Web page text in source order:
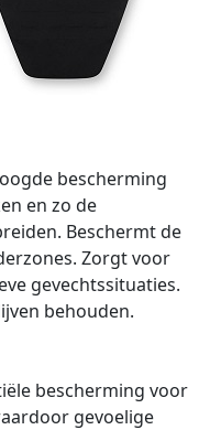
bescherming
en zo de
Beschermt de
Zorgt voor
gevechtssituaties.
behouden.
bescherming voor
gevoelige